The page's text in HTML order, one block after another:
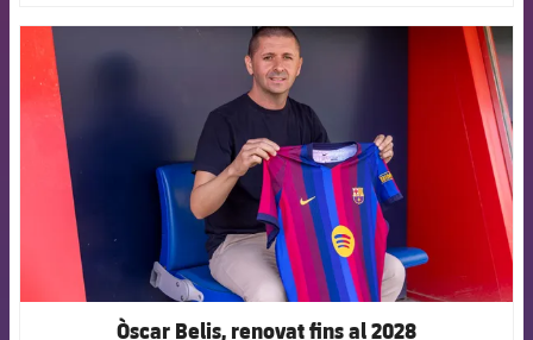
FCB Barcelona badge
Òscar Belis, renovat fins al 2028